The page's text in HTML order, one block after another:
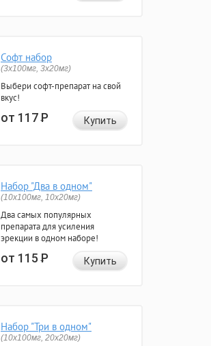
Софт набор
(3x100мг, 3x20мг)
Выбери софт-препарат на свой
вкус!
от 117Р Купить
Набор "Два в одном"
(10x100мг, 10x20мг)
Два самых популярных
препарата для усиления
эрекции в одном наборе!
от 115Р Купить
Набор "Три в одном"
(10x100мг, 20x20мг)